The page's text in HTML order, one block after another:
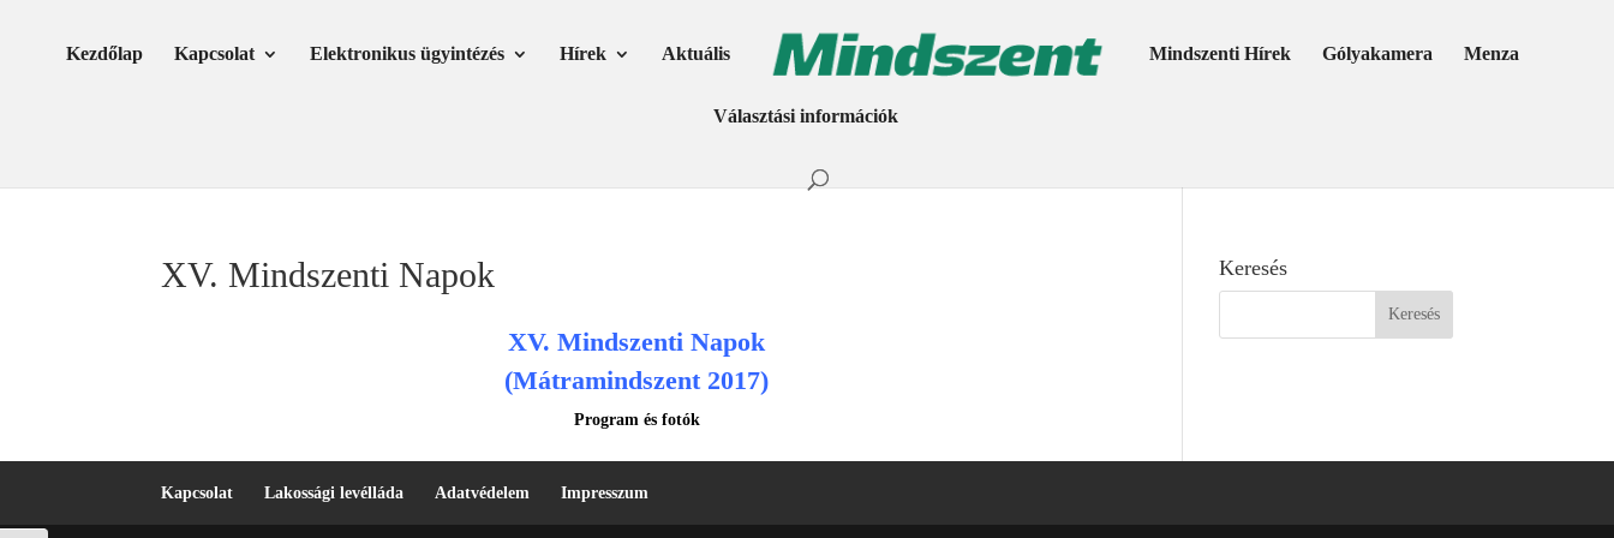
Kezdőlap Kapcsolat Elektronikus ügyintézés Hírek Aktuális Mindszenti Hírek Gólyakamera Menza
Választási információk
XV. Mindszenti Napok
XV. Mindszenti Napok
(Mátramindszent 2017)
Program és fotók
Keresés
Kapcsolat Lakossági levélláda Adatvédelem Impresszum